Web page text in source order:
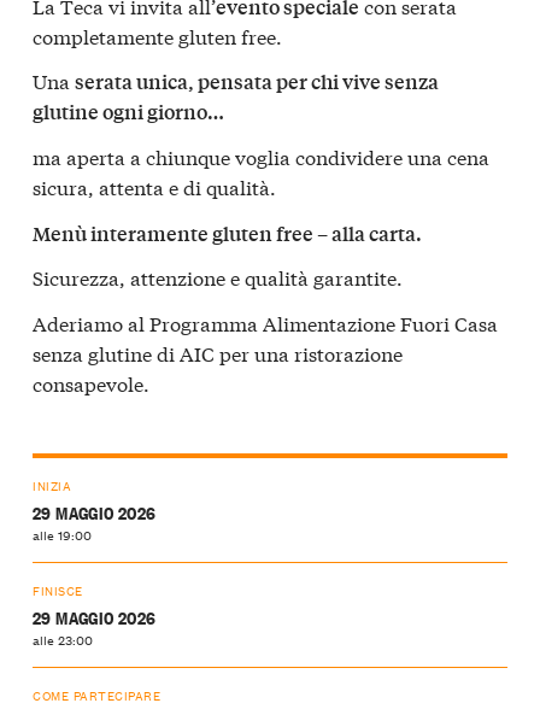
evento speciale
completamente gluten free.
Una serata unica, pensata per chi vive senza
glutine ogni giorno…
ma aperta a chiunque voglia condividere una cena
sicura, attenta e di qualità.
Menù interamente gluten free – alla carta.
Sicurezza, attenzione e qualità garantite.
Aderiamo al Programma Alimentazione Fuori Casa
senza glutine di AIC per una ristorazione
consapevole.
INIZIA
29 MAGGIO 2026
alle 19:00
FINISCE
29 MAGGIO 2026
alle 23:00
COME PARTECIPARE